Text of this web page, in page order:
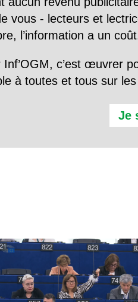
vous - lecteurs et
l’information a un
Inf’OGM, c’est œuvrer
à toutes et tous sur
Je